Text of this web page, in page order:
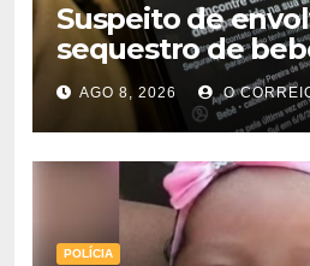
Suspeito de
sequestro de
é preso na Capital
AGO 8, 2026 O
POLÍCIA